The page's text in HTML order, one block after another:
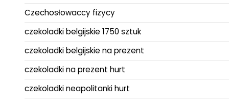
Czechosłowaccy fizycy
czekoladki belgijskie 1750 sztuk
czekoladki belgijskie na prezent
czekoladki na prezent hurt
czekoladki neapolitanki hurt